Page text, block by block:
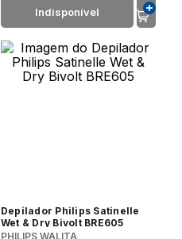
Indisponível
Depilador Philips Satinelle
Wet & Dry Bivolt BRE605
PHILIPS WALITA